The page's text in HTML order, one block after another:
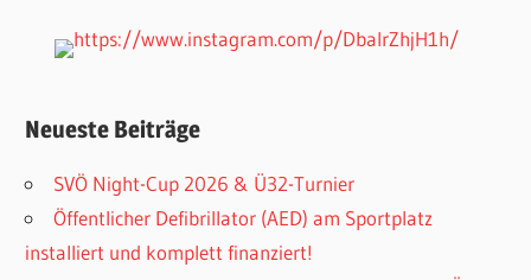
Neueste Beiträge
SVÖ Night-Cup 2026 & Ü32-Turnier
Öffentlicher Defibrillator (AED) am Sportplatz
installiert und komplett finanziert!